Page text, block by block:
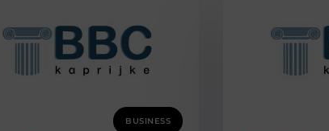
BUSINESS